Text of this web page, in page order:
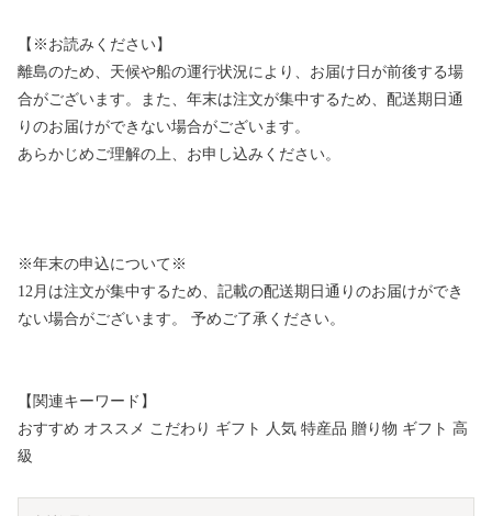
【※お読みください】
離島のため、天候や船の運行状況により、お届け日が前後する場
合がございます。また、年末は注文が集中するため、配送期日通
りのお届けができない場合がございます。
あらかじめご理解の上、お申し込みください。
※年末の申込について※
12月は注文が集中するため、記載の配送期日通りのお届けができ
ない場合がございます。 予めご了承ください。
【関連キーワード】
おすすめ オススメ こだわり ギフト 人気 特産品 贈り物 ギフト 高
級